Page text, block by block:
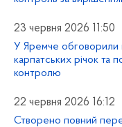
23 червня 2026 11:50
У Яремче обговорили
карпатських річок та
контролю
22 червня 2026 16:12
Створено повний